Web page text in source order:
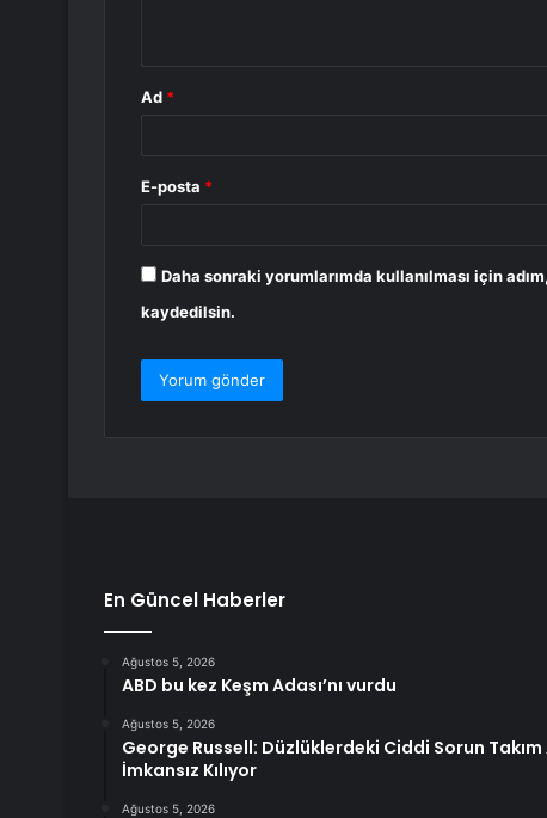
Ad *
E-posta *
Daha sonraki yorumlarımda kullanılması için
kaydedilsin.
En Güncel Haberler
Ağustos 5, 2026
ABD bu kez Keşm Adası’nı vurdu
Ağustos 5, 2026
George Russell: Düzlüklerdeki Ciddi Sorun
İmkansız Kılıyor
Ağustos 5, 2026